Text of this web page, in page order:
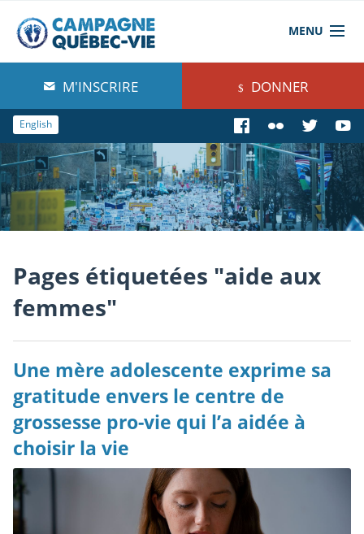
MENU
À propos de nous
Blog
Comprendre
Agir
Boutique
M'INSCRIRE DONNER
English
Pages étiquetées "aide aux
femmes"
Une mère adolescente exprime sa
gratitude envers le centre de
grossesse pro-vie qui l’a aidée à
choisir la vie